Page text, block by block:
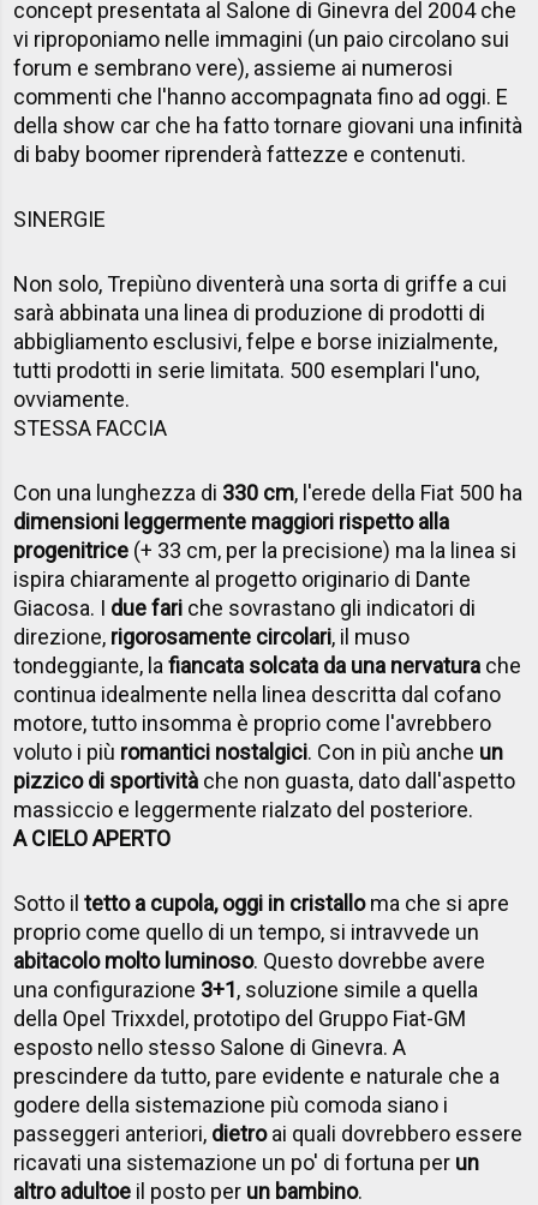
concept presentata al Salone di Ginevra del 2004 che
vi riproponiamo nelle immagini (un paio circolano sui
forum e sembrano vere), assieme ai numerosi
commenti che l'hanno accompagnata fino ad oggi. E
della show car che ha fatto tornare giovani una infinità
di baby boomer riprenderà fattezze e contenuti.
SINERGIE
Non solo, Trepiùno diventerà una sorta di griffe a cui
sarà abbinata una linea di produzione di prodotti di
abbigliamento esclusivi, felpe e borse inizialmente,
tutti prodotti in serie limitata. 500 esemplari l'uno,
ovviamente.
STESSA FACCIA
Con una lunghezza di 330 cm, l'erede della Fiat 500 ha
dimensioni leggermente maggiori rispetto alla
progenitrice (+ 33 cm, per la precisione) ma la linea si
ispira chiaramente al progetto originario di Dante
Giacosa. I due fari che sovrastano gli indicatori di
direzione, rigorosamente circolari, il muso
tondeggiante, lafiancata solcata da una nervatura che
continua idealmente nella linea descritta dal cofano
motore, tutto insomma è proprio come l'avrebbero
voluto i più romantici nostalgici. Con in più anche un
pizzico di sportività che non guasta, dato dall'aspetto
massiccio e leggermente rialzato del posteriore.
A CIELO APERTO
Sotto iltetto a cupola, oggi in cristalloma che si apre
proprio come quello di un tempo, si intravvede un
abitacolo molto luminoso. Questo dovrebbe avere
una configurazione 3+1, soluzione simile a quella
della Opel Trixxdel, prototipo del Gruppo Fiat-GM
esposto nello stesso Salone di Ginevra. A
prescindere da tutto, pare evidente e naturale che a
godere della sistemazione più comoda siano i
passeggeri anteriori, dietroai quali dovrebbero essere
ricavati una sistemazione un po' di fortuna per un
altro adultoe il posto per un bambino.